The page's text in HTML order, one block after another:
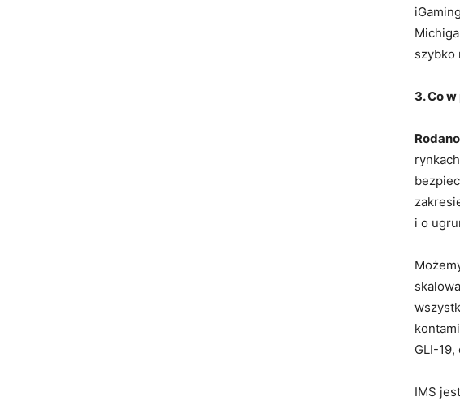
szybko
3. Co
Rodano
i o
GLI-
IMS